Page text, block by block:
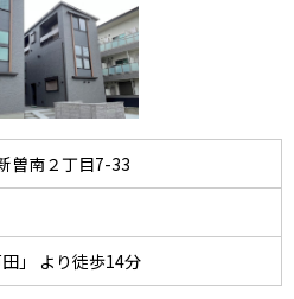
曽南２丁目7-33
」 より徒歩14分